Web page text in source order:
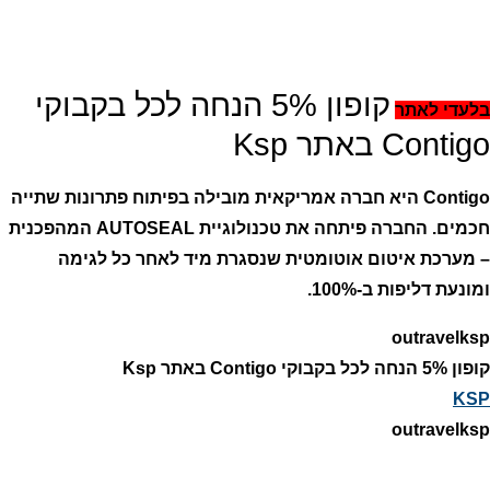
בלעדי לאתר
קופון 5% הנחה לכל בקבוקי
Contigo באתר Ksp
Contigo היא חברה אמריקאית מובילה בפיתוח פתרונות שתייה
חכמים. החברה פיתחה את טכנולוגיית AUTOSEAL המהפכנית
– מערכת איטום אוטומטית שנסגרת מיד לאחר כל לגימה
ומונעת דליפות ב-100%.
outravelksp
קופון 5% הנחה לכל בקבוקי Contigo באתר Ksp
KSP
outravelksp